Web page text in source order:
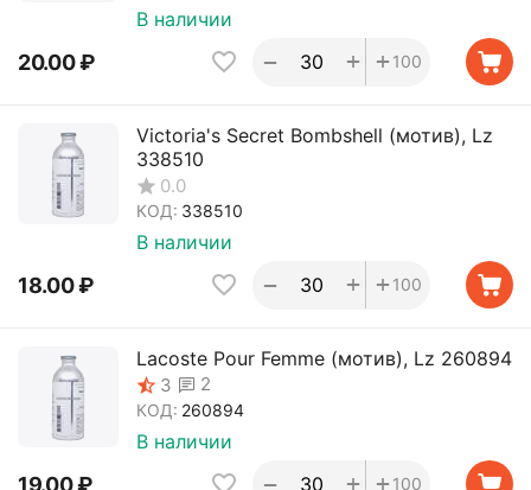
В наличии
20.00₽ + 100
+
−
Victoria's Secret Bombshell (мотив), Lz
338510
0.0
КОД: 338510
В наличии
18.00₽ + 100
+
−
Lacoste Pour Femme (мотив), Lz 260894
3 2
КОД: 260894
В наличии
19.00₽ + 100
+
−